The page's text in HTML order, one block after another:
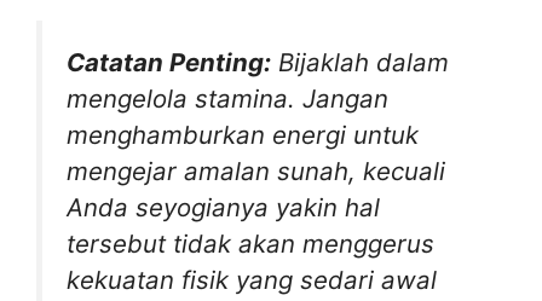
Catatan Penting: Bijaklah dalam
mengelola stamina. Jangan
menghamburkan energi untuk
mengejar amalan sunah, kecuali
Anda seyogianya yakin hal
tersebut tidak akan menggerus
kekuatan fisik yang sedari awal